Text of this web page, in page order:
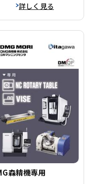
詳しく見る
森精機専用